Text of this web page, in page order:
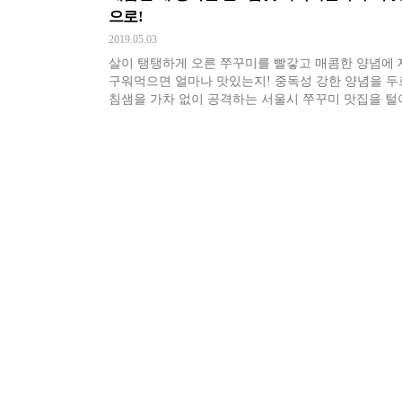
으로!
2019.05.03
살이 탱탱하게 오른 쭈꾸미를 빨갛고 매콤한 양념에
구워먹으면 얼마나 맛있는지! 중독성 강한 양념을 두
침샘을 가차 없이 공격하는 서울시 쭈꾸미 맛집을 털